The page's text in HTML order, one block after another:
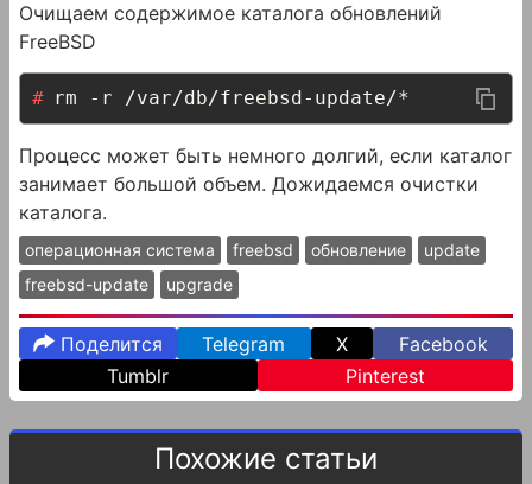
Очищаем содержимое каталога обновлений
FreeBSD
rm -r /var/db/freebsd-update/*
Процесс может быть немного долгий, если каталог
занимает большой объем. Дожидаемся очистки
каталога.
операционная система freebsd обновление
update
freebsd-update
upgrade
Поделится Telegram X
Facebook
Tumblr
Pinterest
Похожие статьи